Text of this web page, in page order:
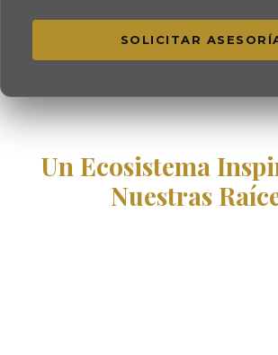
SOLICITAR
Un Ecosistema
Nuestras